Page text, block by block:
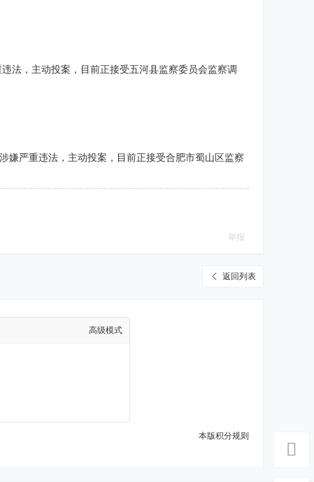
法，主动投案，目前正接受五河县监察委员会监察调
嫌严重违法，主动投案，目前正接受合肥市蜀山区监察
举报
返回列表
高级模式
本版积分规则